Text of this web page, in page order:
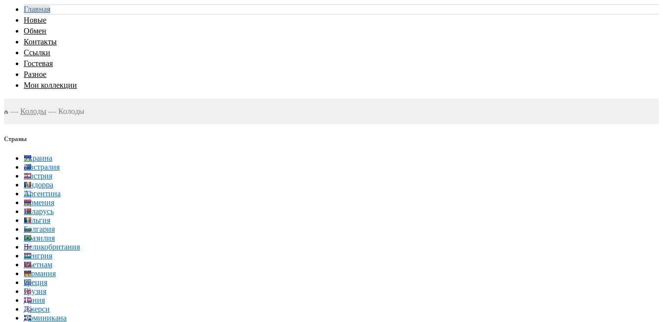
Главная
Новые
Обмен
Контакты
Ссылки
Гостевая
Разное
Мои коллекции
— Колоды — Колоды
Страны
Украина
Австралия
Австрия
Андорра
Аргентина
Армения
Беларусь
Бельгия
Болгария
Бразилия
Великобритания
Венгрия
Вьетнам
Германия
Греция
Грузия
Дания
Джерси
Доминикана